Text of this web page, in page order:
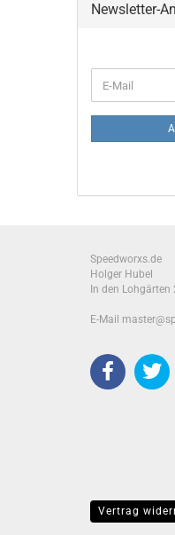
Newsletter-
ZUR
E-
Mail
Speedworxs.de
Holger Hubel
In den Lohgärten
E-Mail
Vertrag